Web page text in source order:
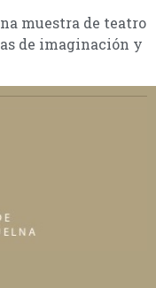
muestra de teatro
de imaginación y